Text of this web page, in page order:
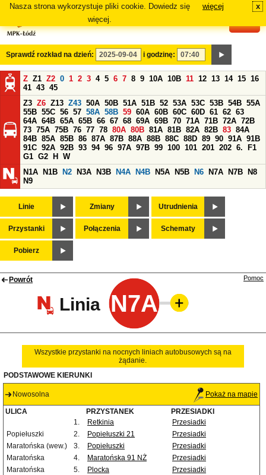
Nasza strona wykorzystuje pliki cookie. Dowiedz się
więcej.
więcej x
Sprawdź rozkład na dzień: i godzinę:
Z Z1 Z2 0 1 2 3 4 5 6 7 8 9 10A 10B 11 12 13 14 15 16
41 43 45
Z3 Z6 Z13 Z43 50A 50B 51A 51B 52 53A 53C 53B 54B 55A
55B 55C 56 57 58A 58B 59 60A 60B 60C 60D 61 62 63
64A 64B 65A 65B 66 67 68 69A 69B 70 71A 71B 72A 72B
73 75A 75B 76 77 78 80A 80B 81A 81B 82A 82B 83 84A
84B 85A 85B 86 87A 87B 88A 88B 88C 88D 89 90 91A 91B
91C 92A 92B 93 94 96 97A 97B 99 100 101 201 202 6.
F1
G1 G2 H
W
N1A
N1B N2 N3A N3B N4A N4B N5A N5B N6 N7A N7B
N8
N9
Linie Zmiany Utrudnienia
Przystanki Połączenia Schematy
Pobierz
Powrót
Linia N7A
Pomoc
Wszystkie przystanki na nocnych liniach autobusowych są na
żądanie.
PODSTAWOWE KIERUNKI
Nowosolna Pokaż na mapie
ULICA PRZYSTANEK
PRZESIADKI
1.
Retkinia
Przesiadki
Popiełuszki
2. Popiełuszki 21
Przesiadki
Maratońska (wew.)
3. Popiełuszki
Przesiadki
Maratońska
4. Maratońska 91 NŻ
Przesiadki
Maratońska
5. Plocka
Przesiadki